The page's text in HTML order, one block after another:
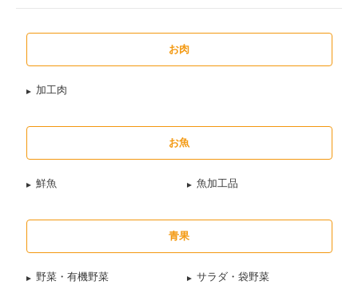
お肉
加工肉
お魚
鮮魚 魚加工品
青果
野菜・有機野菜
サラダ・袋野菜